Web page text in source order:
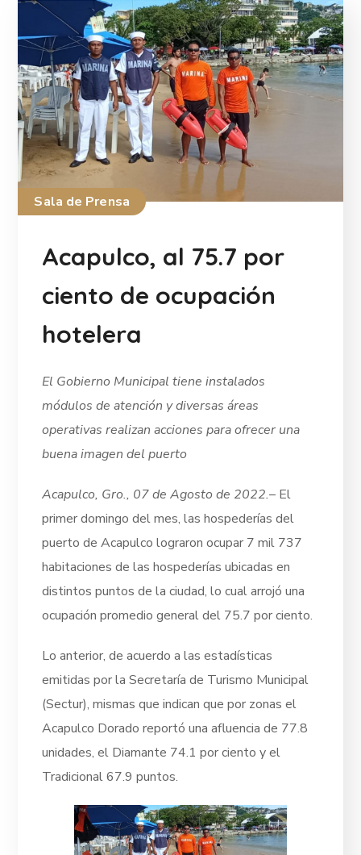
Sala de Prensa
Acapulco, al 75.7 por
ciento de ocupación
hotelera
El Gobierno Municipal tiene instalados
módulos de atención y diversas áreas
operativas realizan acciones para ofrecer una
buena imagen del puerto
Acapulco, Gro., 07 de Agosto de 2022.– El
primer domingo del mes, las hospederías del
puerto de Acapulco lograron ocupar 7 mil 737
habitaciones de las hospederías ubicadas en
distintos puntos de la ciudad, lo cual arrojó una
ocupación promedio general del 75.7 por ciento.
Lo anterior, de acuerdo a las estadísticas
emitidas por la Secretaría de Turismo Municipal
(Sectur), mismas que indican que por zonas el
Acapulco Dorado reportó una afluencia de 77.8
unidades, el Diamante 74.1 por ciento y el
Tradicional 67.9 puntos.